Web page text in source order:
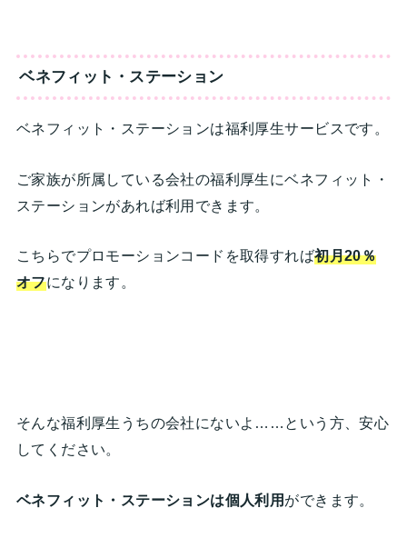
ベネフィット・ステーション
ベネフィット・ステーションは福利厚生サービスです。
ご家族が所属している会社の福利厚生にベネフィット・
ステーションがあれば利用できます。
こちらでプロモーションコードを取得すれば初月20％
オフになります。
そんな福利厚生うちの会社にないよ……という方、安心
してください。
ベネフィット・ステーションは個人利用 ができます。